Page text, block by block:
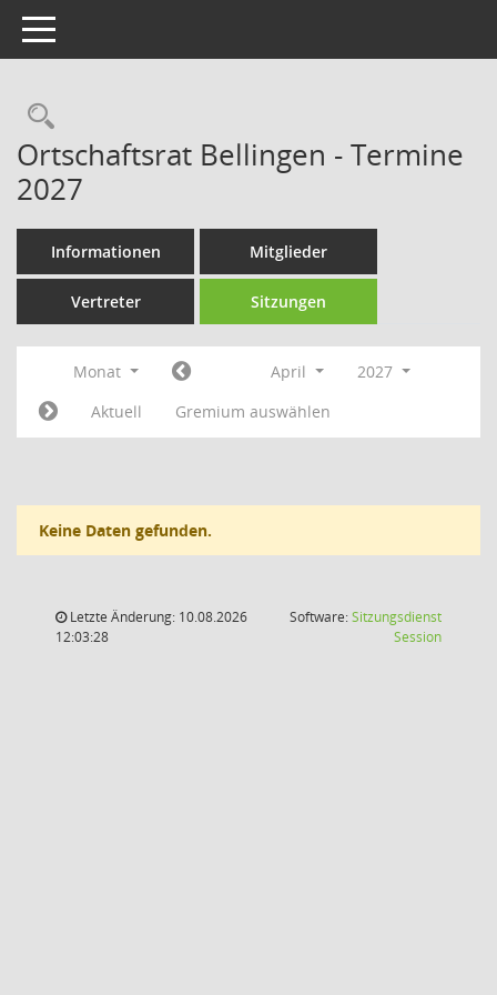
Toggle navigation
Rechercheauswahl
Ortschaftsrat Bellingen - Termine
2027
Informationen Mitglieder
Vertreter Sitzungen
Monat April
2027
Aktuell
Gremium auswählen
Keine Daten gefunden.
Letzte Änderung: 10.08.2026
12:03:28
Software:Sitzungsdienst
Session(Wird in